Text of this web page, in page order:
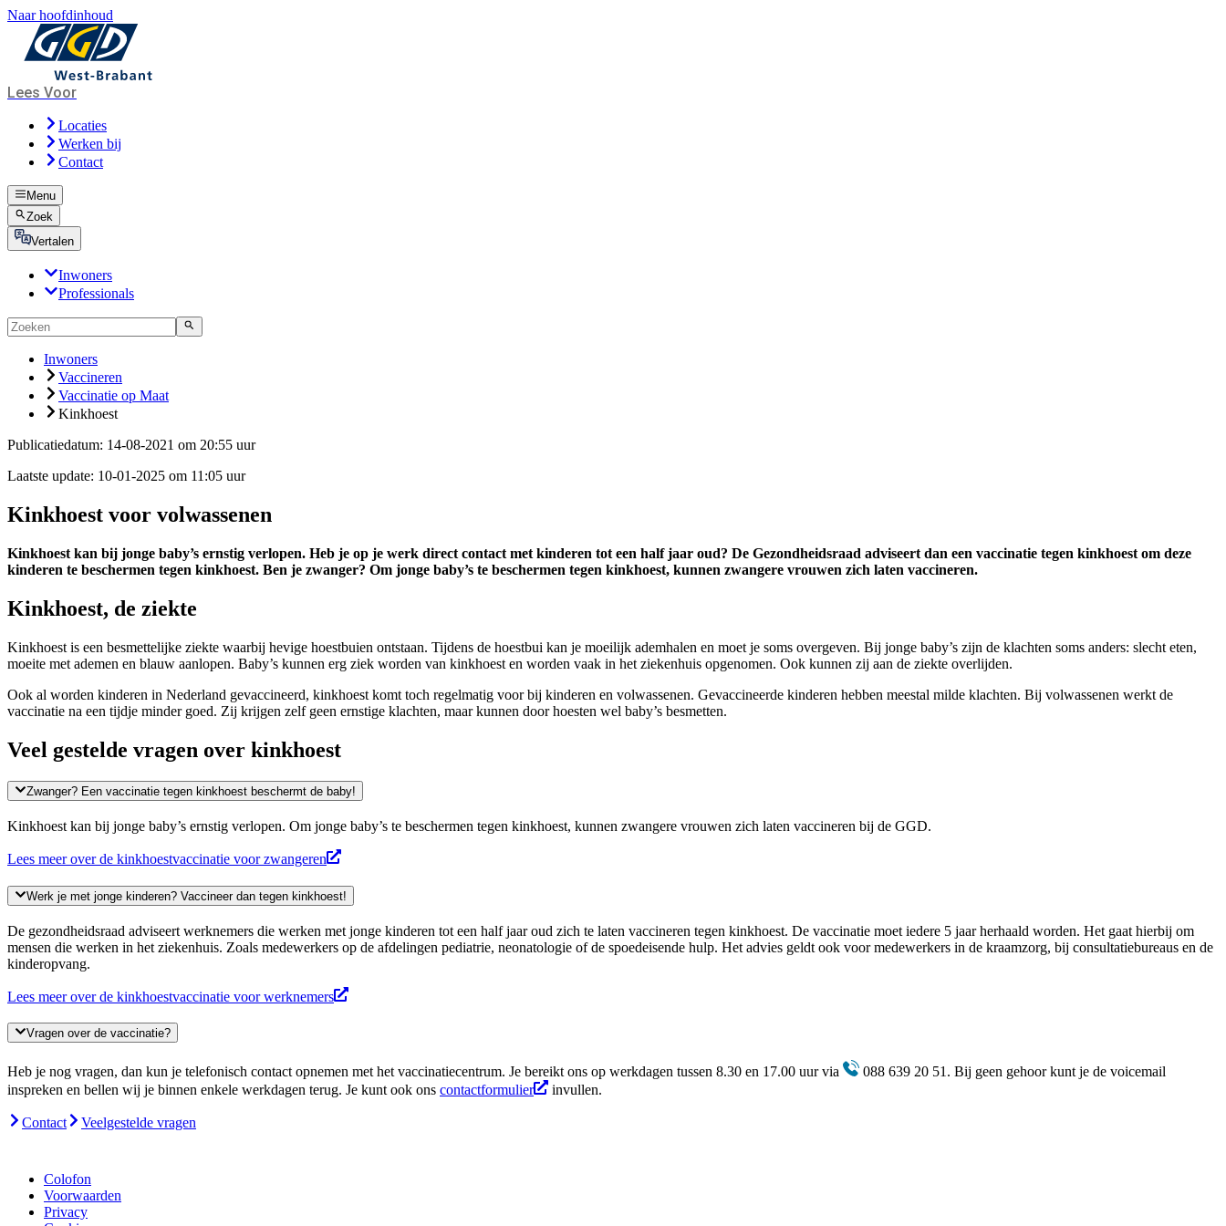
Naar hoofdinhoud
Lees Voor
Locaties
Werken bij
Contact
Menu
Zoek
Vertalen
Inwoners
Professionals
Inwoners
Vaccineren
Vaccinatie op Maat
Kinkhoest
Publicatiedatum: 14-08-2021 om 20:55 uur
Laatste update: 10-01-2025 om 11:05 uur
Kinkhoest voor volwassenen
Kinkhoest kan bij jonge baby’s ernstig verlopen. Heb je op je werk direct contact met kinderen tot een half jaar oud? De Gezondheidsraad adviseert dan een vaccinatie tegen kinkhoest om deze
kinderen te beschermen tegen kinkhoest. Ben je zwanger? Om jonge baby’s te beschermen tegen kinkhoest, kunnen zwangere vrouwen zich laten vaccineren.
Kinkhoest, de ziekte
Kinkhoest is een besmettelijke ziekte waarbij hevige hoestbuien ontstaan. Tijdens de hoestbui kan je moeilijk ademhalen en moet je soms overgeven. Bij jonge baby’s zijn de klachten soms anders: slecht eten,
moeite met ademen en blauw aanlopen. Baby’s kunnen erg ziek worden van kinkhoest en worden vaak in het ziekenhuis opgenomen. Ook kunnen zij aan de ziekte overlijden.
Ook al worden kinderen in Nederland gevaccineerd, kinkhoest komt toch regelmatig voor bij kinderen en volwassenen. Gevaccineerde kinderen hebben meestal milde klachten. Bij volwassenen werkt de
vaccinatie na een tijdje minder goed. Zij krijgen zelf geen ernstige klachten, maar kunnen door hoesten wel baby’s besmetten.
Veel gestelde vragen over kinkhoest
Zwanger? Een vaccinatie tegen kinkhoest beschermt de baby!
Kinkhoest kan bij jonge baby’s ernstig verlopen. Om jonge baby’s te beschermen tegen kinkhoest, kunnen zwangere vrouwen zich laten vaccineren bij de GGD.
Lees meer over de kinkhoestvaccinatie voor zwangeren
Werk je met jonge kinderen? Vaccineer dan tegen kinkhoest!
De gezondheidsraad adviseert werknemers die werken met jonge kinderen tot een half jaar oud zich te laten vaccineren tegen kinkhoest. De vaccinatie moet iedere 5 jaar herhaald worden. Het gaat hierbij om
mensen die werken in het ziekenhuis. Zoals medewerkers op de afdelingen pediatrie, neonatologie of de spoedeisende hulp. Het advies geldt ook voor medewerkers in de kraamzorg, bij consultatiebureaus en de
kinderopvang.
Lees meer over de kinkhoestvaccinatie voor werknemers
Vragen over de vaccinatie?
Heb je nog vragen, dan kun je telefonisch contact opnemen met het vaccinatiecentrum. Je bereikt ons op werkdagen tussen 8.30 en 17.00 uur via
088 639 20 51. Bij geen gehoor kunt je de voicemail
inspreken en bellen wij je binnen enkele werkdagen terug. Je kunt ook ons contactformulier invullen.
Contact Veelgestelde vragen
Colofon
Voorwaarden
Privacy